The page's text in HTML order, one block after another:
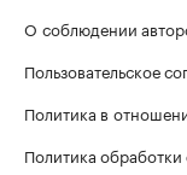
О соблюдении
Пользовательское
Политика в
Политика